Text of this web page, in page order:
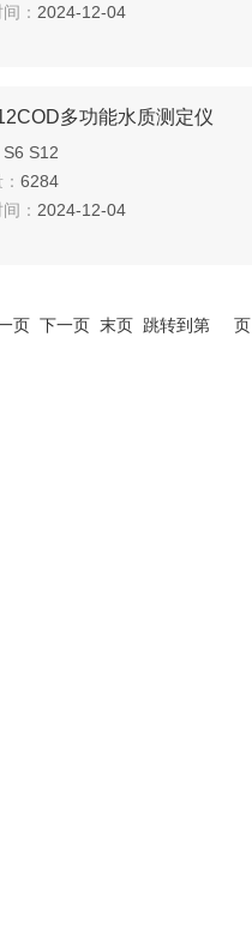
： 2024-12-04
多功能水质测定仪
S6 S12
6284
： 2024-12-04
页 下一页 末页 跳转到第 页